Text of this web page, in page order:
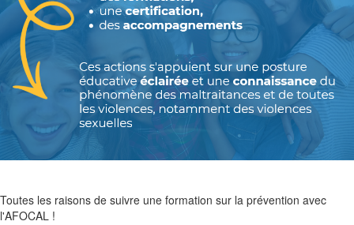
Toutes les raisons de suivre une formation sur la prévention avec
l'AFOCAL !